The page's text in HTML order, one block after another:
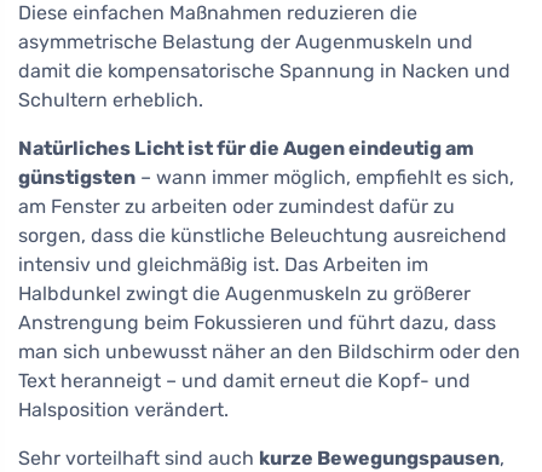
Diese einfachen Maßnahmen reduzieren die
asymmetrische Belastung der Augenmuskeln und
damit die kompensatorische Spannung in Nacken und
Schultern erheblich.
Natürliches Licht ist für die Augen eindeutig am
günstigsten – wann immer möglich, empfiehlt es sich,
am Fenster zu arbeiten oder zumindest dafür zu
sorgen, dass die künstliche Beleuchtung ausreichend
intensiv und gleichmäßig ist. Das Arbeiten im
Halbdunkel zwingt die Augenmuskeln zu größerer
Anstrengung beim Fokussieren und führt dazu, dass
man sich unbewusst näher an den Bildschirm oder den
Text heranneigt – und damit erneut die Kopf- und
Halsposition verändert.
Sehr vorteilhaft sind auch kurze Bewegungspausen,